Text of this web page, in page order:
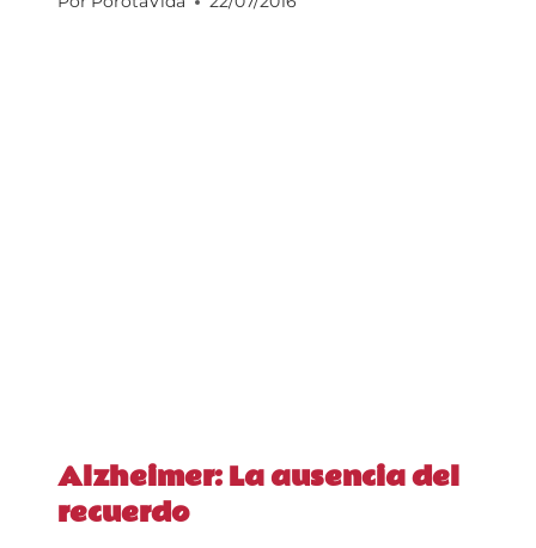
Alzheimer: La ausencia del
recuerdo